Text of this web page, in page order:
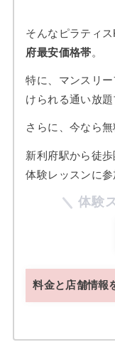
そんなピラティ
府最安価格帯。
特に、マンスリ
けられる通い放
さらに、今なら
新利府駅から徒
体験レッスンに参
体験
料金と店舗情報